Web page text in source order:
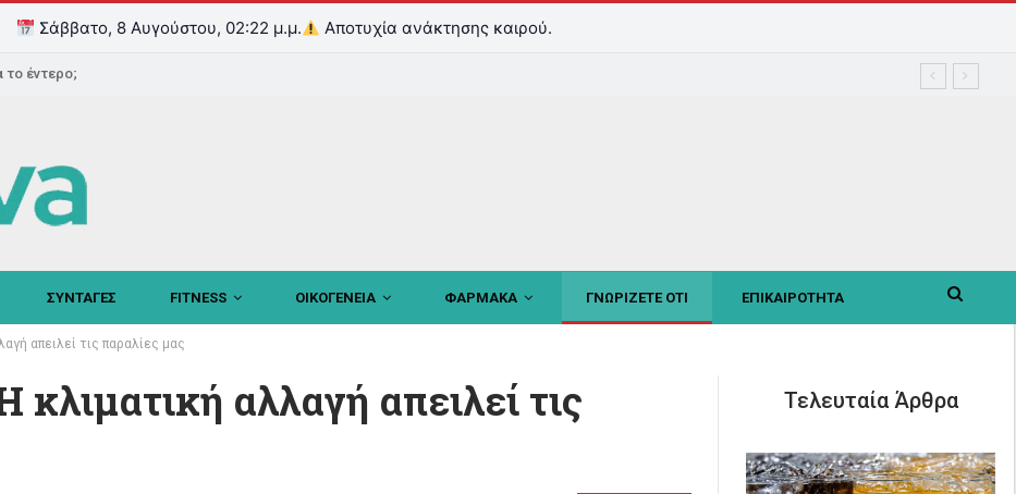
Σάββατο, 8 Αυγούστου, 02:22 μ.μ. Αποτυχία ανάκτησης καιρού.
το έντερο;
ΣΥΝΤΑΓΕΣ FITNESS ΟΙΚΟΓΕΝΕΙΑ ΦΑΡΜΑΚΑ ΓΝΩΡΙΖΕΤΕ ΟΤΙ ΕΠΙΚΑΙΡΟΤΗΤΑ
απειλεί τις παραλίες μας
αλλαγή απειλεί τις
Τελευταία Άρθρα